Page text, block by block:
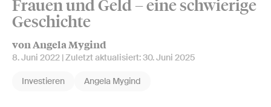
Frauen und Geld – eine schwierige
Geschichte
von Angela Mygind
8. Juni 2022 | Zuletzt aktualisiert:30. Juni 2025
Investieren Angela Mygind